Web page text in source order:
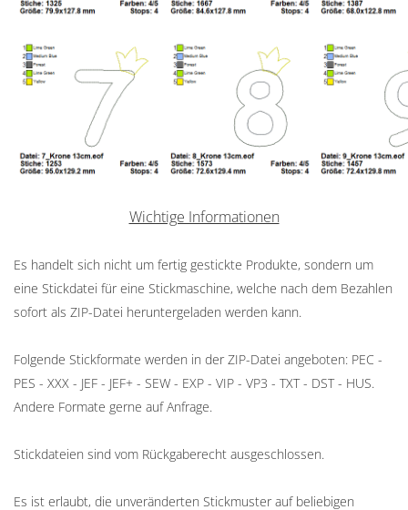
Wichtige Informationen
Es handelt sich nicht um fertig gestickte Produkte, sondern um
eine Stickdatei für eine Stickmaschine, welche nach dem Bezahlen
sofort als ZIP-Datei heruntergeladen werden kann.
Folgende Stickformate werden in der ZIP-Datei angeboten: PEC -
PES - XXX - JEF - JEF+ - SEW - EXP - VIP - VP3 - TXT - DST - HUS.
Andere Formate gerne auf Anfrage.
Stickdateien sind vom Rückgaberecht ausgeschlossen.
Es ist erlaubt, die unveränderten Stickmuster auf beliebigen